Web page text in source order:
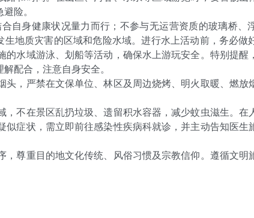
险。
自身健康状况量力而行；不参与无运营资质的玻璃桥、
地质灾害的区域和危险水域。进行水上活动前，务必做
水域游泳、划船等活动，确保水上游玩安全。特别提醒
配合，注意自身安全。
，严禁在文保单位、林区及周边烧烤、明火取暖、燃放
，不在景区乱扔垃圾、遗留积水容器，减少蚊虫滋生。在
症状，需立即前往感染性疾病科就诊，并主动告知医生
尊重目的地文化传统、风俗习惯及宗教信仰。遵循文明